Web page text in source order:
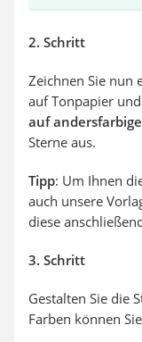
2. Schritt
Zeichnen Sie nun
auf Tonpapier
auf
Sterne aus.
Tipp: Um Ihnen
auch unsere
diese
3. Schritt
Gestalten Sie die
Farben können Sie